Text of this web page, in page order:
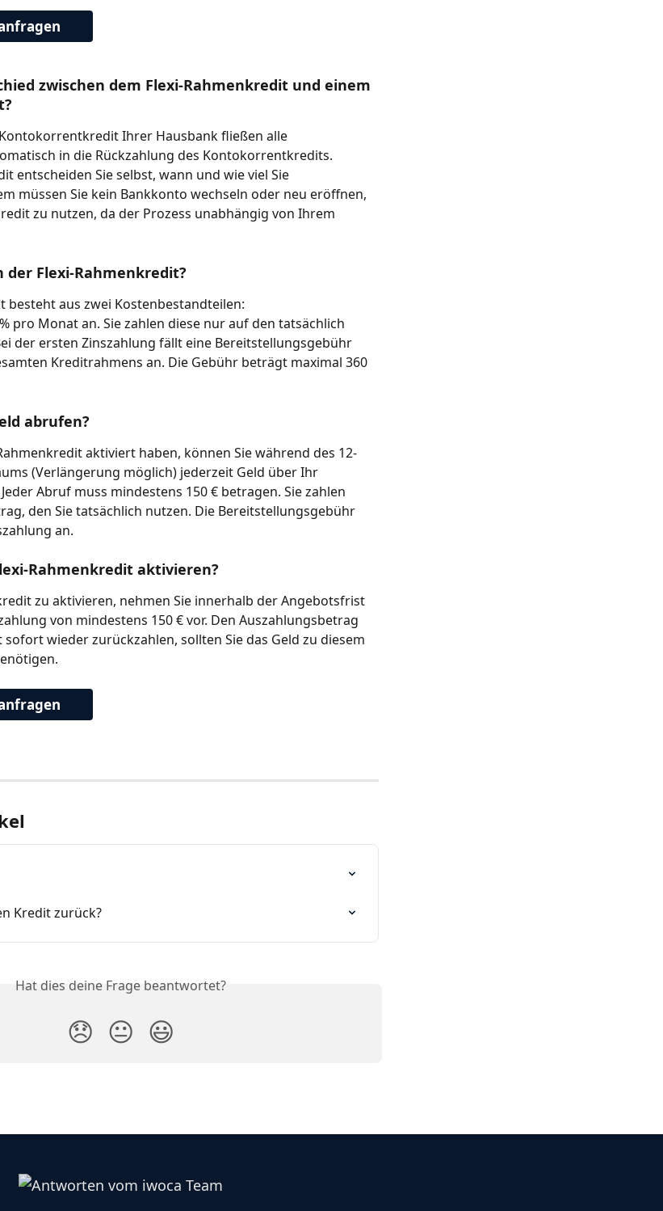
zwischen dem Flexi-Rahmenkredit und einem
Ihrer Hausbank fließen alle
in die Rückzahlung des Kontokorrentkredits.
entscheiden Sie selbst, wann und wie viel Sie
müssen Sie kein Bankkonto wechseln oder neu eröffnen,
zu nutzen, da der Prozess unabhängig von Ihrem
Flexi-Rahmenkredit?
besteht aus zwei Kostenbestandteilen:
pro Monat an. Sie zahlen diese nur auf den tatsächlich
der ersten Zinszahlung fällt eine Bereitstellungsgebühr
Kreditrahmens an. Die Gebühr beträgt maximal 360
abrufen?
aktiviert haben, können Sie während des 12-
(Verlängerung möglich) jederzeit Geld über Ihr
Abruf muss mindestens 150 € betragen. Sie zahlen
den Sie tatsächlich nutzen. Die Bereitstellungsgebühr
an.
Rahmenkredit aktivieren?
zu aktivieren, nehmen Sie innerhalb der Angebotsfrist
von mindestens 150 € vor. Den Auszahlungsbetrag
sofort wieder zurückzahlen, sollten Sie das Geld zu diesem
Kredit zurück?
Hat dies deine Frage beantwortet?
😞 😐 😃